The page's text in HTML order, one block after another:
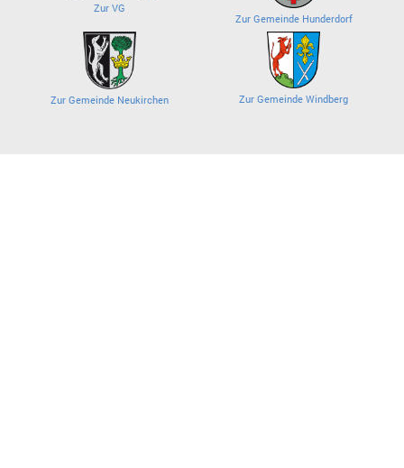
Zur VG
Zur Gemeinde Hunderdorf
Zur Gemeinde Neukirchen Zur Gemeinde Windberg